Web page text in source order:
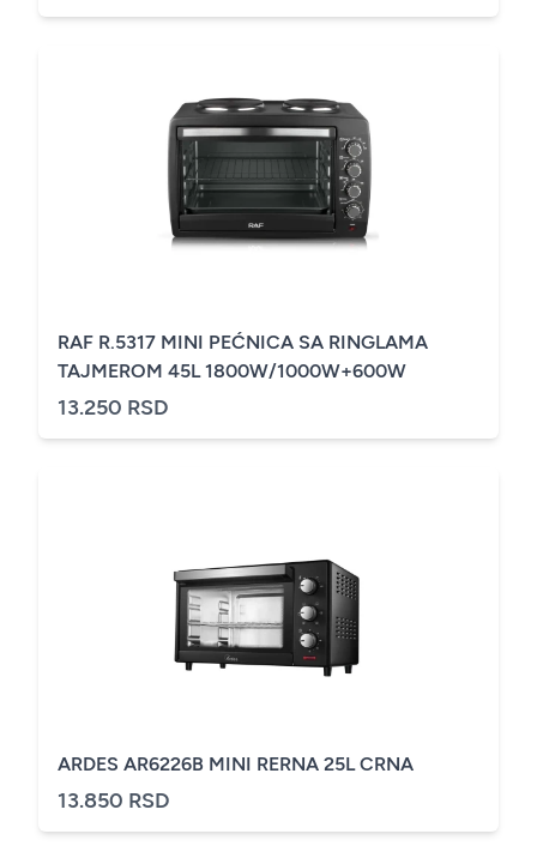
RAF R.5317 MINI PEĆNICA SA RINGLAMA
TAJMEROM 45L 1800W/1000W+600W
13.250 RSD
ARDES AR6226B MINI RERNA 25L CRNA
13.850 RSD